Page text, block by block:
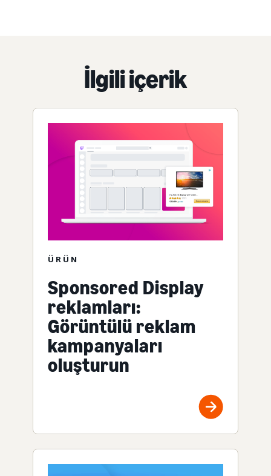
İlgili içerik
ÜRÜN
Sponsored Display
reklamları:
Görüntülü reklam
kampanyaları
oluşturun